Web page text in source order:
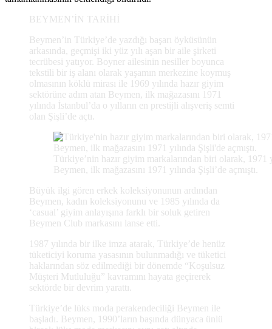
BEYMEN’İN TARİHİ
Beymen’in Türkiye’de yazdığı başarı öyküsünün
arkasında, geçmişi iki yüz yılı aşan bir aile şirketi
tecrübesi yatıyor. Boyner ailesinin nesiller boyunca
tekstili bir iş alanı olarak yaşamın merkezine koymuş
olmasının köklü mirası ile 1969 yılında hazır giyim
sektörüne adım atan Beymen, ilk mağazasını 1971
yılında İstanbul’da o yılların en prestijli alışveriş semti
olan Şişli’de açtı.
Türkiye’nin hazır giyim markalarından biri olarak, 1971
Beymen, ilk mağazasını 1971 yılında Şişli’de açmıştı.
Büyük ilgi gören erkek koleksiyonunun ardından
Beymen, kadın koleksiyonunu ve 1985 yılında da
‘casual’ giyim anlayışına farklı bir soluk getiren
Beymen Club markasını lanse etti.
1987 yılında bir ilke imza atarak, Türkiye’de henüz
tüketiciyi koruma yasasının bulunmadığı ve tüketici
haklarından söz edilmediği bir dönemde “Koşulsuz
Müşteri Mutluluğu” kavramını hayata geçirerek
sektörde bir devrim yarattı.
Türkiye’de lüks moda perakendeciliği Beymen ile
başladı. Beymen, 1990’ların başında dünyaca ünlü